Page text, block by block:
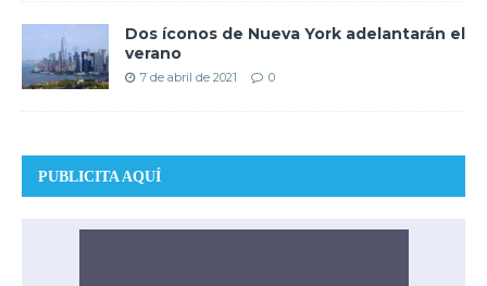
Dos íconos de Nueva York adelantarán el
verano
7 de abril de 2021 0
PUBLICITA AQUÍ